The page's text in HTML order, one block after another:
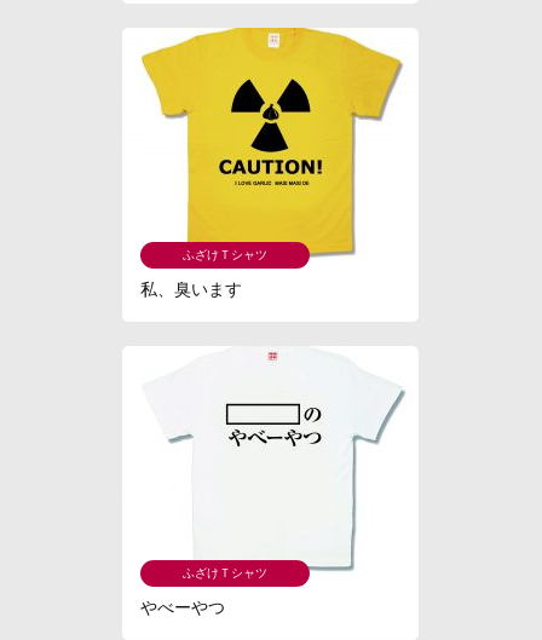
ふざけＴシャツ
私、臭います
ふざけＴシャツ
やべーやつ